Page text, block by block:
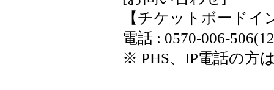
【チケットボード
電話 : 0570-006-
※ PHS、IP電話の方